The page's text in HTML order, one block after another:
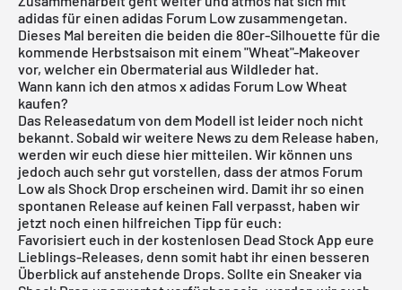
adidas für einen adidas Forum Low zusammengetan.
Dieses Mal bereiten die beiden die 80er-Silhouette für die
kommende Herbstsaison mit einem "Wheat"-Makeover
vor, welcher ein Obermaterial aus Wildleder hat.
Wann kann ich den atmos x adidas Forum Low Wheat
kaufen?
Das Releasedatum von dem Modell ist leider noch nicht
bekannt. Sobald wir weitere News zu dem Release haben,
werden wir euch diese hier mitteilen. Wir können uns
jedoch auch sehr gut vorstellen, dass der atmos Forum
Low als Shock Drop erscheinen wird. Damit ihr so einen
spontanen Release auf keinen Fall verpasst, haben wir
jetzt noch einen hilfreichen Tipp für euch:
Favorisiert euch in der kostenlosen Dead Stock App eure
Lieblings-Releases, denn somit habt ihr einen besseren
Überblick auf anstehende Drops. Sollte ein Sneaker via